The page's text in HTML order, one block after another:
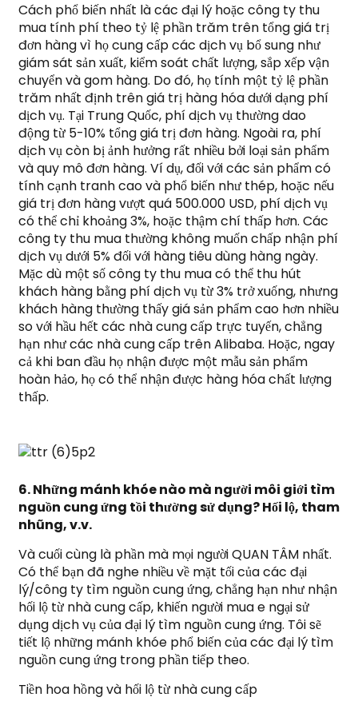
Cách phổ biến nhất là các đại lý hoặc công ty thu
mua tính phí theo tỷ lệ phần trăm trên tổng giá trị
đơn hàng vì họ cung cấp các dịch vụ bổ sung như
giám sát sản xuất, kiểm soát chất lượng, sắp xếp vận
chuyển và gom hàng. Do đó, họ tính một tỷ lệ phần
trăm nhất định trên giá trị hàng hóa dưới dạng phí
dịch vụ. Tại Trung Quốc, phí dịch vụ thường dao
động từ 5-10% tổng giá trị đơn hàng. Ngoài ra, phí
dịch vụ còn bị ảnh hưởng rất nhiều bởi loại sản phẩm
và quy mô đơn hàng. Ví dụ, đối với các sản phẩm có
tính cạnh tranh cao và phổ biến như thép, hoặc nếu
giá trị đơn hàng vượt quá 500.000 USD, phí dịch vụ
có thể chỉ khoảng 3%, hoặc thậm chí thấp hơn. Các
công ty thu mua thường không muốn chấp nhận phí
dịch vụ dưới 5% đối với hàng tiêu dùng hàng ngày.
Mặc dù một số công ty thu mua có thể thu hút
khách hàng bằng phí dịch vụ từ 3% trở xuống, nhưng
khách hàng thường thấy giá sản phẩm cao hơn nhiều
so với hầu hết các nhà cung cấp trực tuyến, chẳng
hạn như các nhà cung cấp trên Alibaba. Hoặc, ngay
cả khi ban đầu họ nhận được một mẫu sản phẩm
hoàn hảo, họ có thể nhận được hàng hóa chất lượng
thấp.
6. Những mánh khóe nào mà người môi giới tìm
nguồn cung ứng tồi thường sử dụng? Hối lộ, tham
nhũng, v.v.
Và cuối cùng là phần mà mọi người QUAN TÂM nhất.
Có thể bạn đã nghe nhiều về mặt tối của các đại
lý/công ty tìm nguồn cung ứng, chẳng hạn như nhận
hối lộ từ nhà cung cấp, khiến người mua e ngại sử
dụng dịch vụ của đại lý tìm nguồn cung ứng. Tôi sẽ
tiết lộ những mánh khóe phổ biến của các đại lý tìm
nguồn cung ứng trong phần tiếp theo.
Tiền hoa hồng và hối lộ từ nhà cung cấp